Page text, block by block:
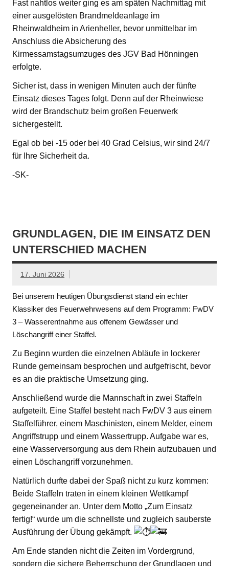
Fast nahtlos weiter ging es am späten Nachmittag mit
einer ausgelösten Brandmeldeanlage im
Rheinwaldheim in Arienheller, bevor unmittelbar im
Anschluss die Absicherung des
Kirmessamstagsumzuges des JGV Bad Hönningen
erfolgte.
Sicher ist, dass in wenigen Minuten auch der fünfte
Einsatz dieses Tages folgt. Denn auf der Rheinwiese
wird der Brandschutz beim großen Feuerwerk
sichergestellt.
Egal ob bei -15 oder bei 40 Grad Celsius, wir sind 24/7
für Ihre Sicherheit da.
-SK-
GRUNDLAGEN, DIE IM EINSATZ DEN
UNTERSCHIED MACHEN
17. Juni 2026
Bei unserem heutigen Übungsdienst stand ein echter
Klassiker des Feuerwehrwesens auf dem Programm: FwDV
3 – Wasserentnahme aus offenem Gewässer und
Löschangriff einer Staffel.
Zu Beginn wurden die einzelnen Abläufe in lockerer
Runde gemeinsam besprochen und aufgefrischt, bevor
es an die praktische Umsetzung ging.
Anschließend wurde die Mannschaft in zwei Staffeln
aufgeteilt. Eine Staffel besteht nach FwDV 3 aus einem
Staffelführer, einem Maschinisten, einem Melder, einem
Angriffstrupp und einem Wassertrupp. Aufgabe war es,
eine Wasserversorgung aus dem Rhein aufzubauen und
einen Löschangriff vorzunehmen.
Natürlich durfte dabei der Spaß nicht zu kurz kommen:
Beide Staffeln traten in einem kleinen Wettkampf
gegeneinander an. Unter dem Motto „Zum Einsatz
fertig!“ wurde um die schnellste und zugleich sauberste
Ausführung der Übung gekämpft.
Am Ende standen nicht die Zeiten im Vordergrund,
sondern die sichere Beherrschung der Grundlagen und